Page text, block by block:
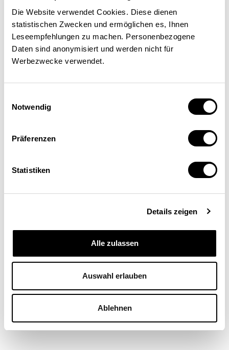
Die Website verwendet Cookies. Diese dienen
statistischen Zwecken und ermöglichen es, Ihnen
Leseempfehlungen zu machen. Personenbezogene
Daten sind anonymisiert und werden nicht für
Werbezwecke verwendet.
Notwendig
Präferenzen
Statistiken
Details zeigen
Alle zulassen
Auswahl erlauben
Ablehnen
C’est dans ce terreau fertile
qu’est né l’année dernière le
Swiss EdTech Collider
réunissant septante jeunes
pousses issues de toute la
Suisse et situé dans le quartier
de l’Innovation de l’EPFL. Elles
profitent de cet écosystème, où
les étudiants brillants pullulent
et où des visiteurs académiques
ou « corporate » donnent
régulièrement des conférences.
On peut, toutefois, se demander
si elles profitent vraiment des
travaux de recherche conduits
dans les laboratoires de l’EPFL.